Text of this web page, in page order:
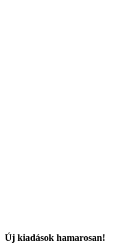
Új kiadások hamarosan!